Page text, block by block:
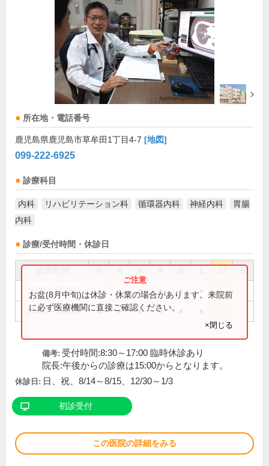
所在地・電話番号
鹿児島県鹿児島市草牟田1丁目4-7 [地図]
099-222-6925
診療科目
内科 リハビリテーション科 循環器内科 神経内科
胃腸
内科
診療/受付時間・休診日
祝
9:00～13:00 ● ● ● ● ●
14:00～18:00 ● ● ● ●
お盆(8月中旬)は休診・休業の場合があります。来院前
に必ず医療機関に直接ご確認ください。
×閉じる
備考: 受付時間:8:30～17:00 臨時休診あり
院長:午後からの診療は15:00からとなります。
休診日: 日、祝、8/14～8/15、12/30～1/3
初診受付
この医院の詳細をみる